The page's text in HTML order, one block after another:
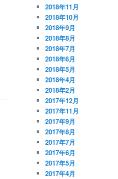
2018年11月
2018年10月
2018年9月
2018年8月
2018年7月
2018年6月
2018年5月
2018年4月
2018年2月
2017年12月
2017年11月
2017年9月
2017年8月
2017年7月
2017年6月
2017年5月
2017年4月